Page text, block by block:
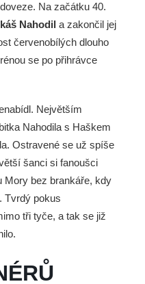
Na začátku 40.
Nahodil a zakončil jej
červenobílých dlouho
se po přihrávce
Největším
Nahodila s Haškem
Ostravené se už spíše
šanci si fanoušci
Mory bez brankáře, kdy
Tvrdý pokus
tři tyče, a tak se již